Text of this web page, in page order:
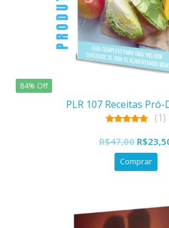
84% Off
PLR 107 Receitas
out of 5
(1)
R$47,00 R$
Comprar